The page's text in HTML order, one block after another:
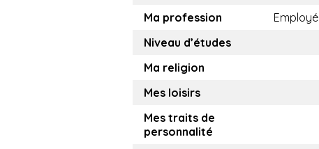
Ma profession
Employé
Niveau d’études
Ma religion
Mes loisirs
Mes traits de
personnalité